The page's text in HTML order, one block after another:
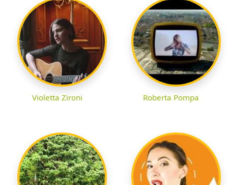
Violetta Zironi Roberta Pompa